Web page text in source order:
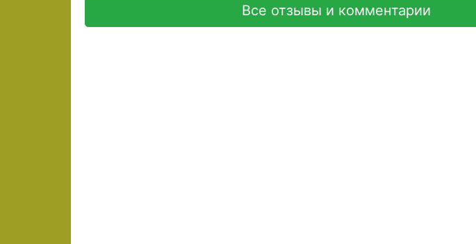
Все отзывы и комментарии